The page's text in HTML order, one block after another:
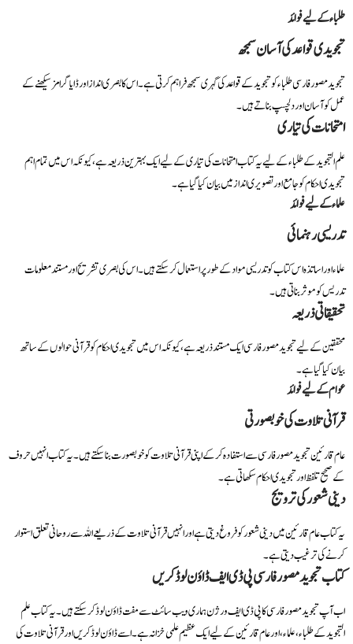
طلباء کے لیے فوائد
تجویدی قواعد کی آسان سمجھ
تجوید مصور فارسی طلباء کو تجوید کے قواعد کی گہری سمجھ فراہم کرتی ہے۔ اس کا بصری انداز اور ڈایاگرامز سیکھنے کے
عمل کو آسان اور دلچسپ بناتے ہیں۔
امتحانات کی تیاری
علم التجوید کے طلباء کے لیے یہ کتاب امتحانات کی تیاری کے لیے ایک بہترین ذریعہ ہے، کیونکہ اس میں تمام اہم
تجویدی احکام کو جامع اور تصویری انداز میں بیان کیا گیا ہے۔
علماء کے لیے فوائد
تدریسی رہنمائی
علماء اور اساتذہ اس کتاب کو تدریسی مواد کے طور پر استعمال کر سکتے ہیں۔ اس کی بصری تشریح اور مستند معلومات
تدریس کو موثر بناتی ہیں۔
تحقیقاتی ذریعہ
محققین کے لیے تجوید مصور فارسی ایک مستند ذریعہ ہے، کیونکہ اس میں تجویدی احکام کو قرآنی حوالوں کے ساتھ
بیان کیا گیا ہے۔
عوام کے لیے فوائد
قرآنی تلاوت کی خوبصورتی
عام قارئین تجوید مصور فارسی سے استفادہ کر کے اپنی قرآنی تلاوت کو خوبصورت بنا سکتے ہیں۔ یہ کتاب انہیں حروف
کے صحیح تلفظ اور تجویدی احکام سکھاتی ہے۔
دینی شعور کی ترویج
یہ کتاب عام قارئین میں دینی شعور کو فروغ دیتی ہے اور انہیں قرآنی تلاوت کے ذریعے اللہ سے روحانی تعلق استوار
کرنے کی ترغیب دیتی ہے۔
کتاب تجوید مصور فارسی پی ڈی ایف ڈاؤن لوڈ کریں
اب آپ تجوید مصور فارسی کا پی ڈی ایف ورژن ہماری ویب سائٹ سے مفت ڈاؤن لوڈ کر سکتے ہیں۔ یہ کتاب علم
التجوید کے طلباء، علماء، اور عام قارئین کے لیے ایک عظیم علمی خزانہ ہے۔ اسے ڈاؤن لوڈ کریں اور قرآنی تلاوت کی